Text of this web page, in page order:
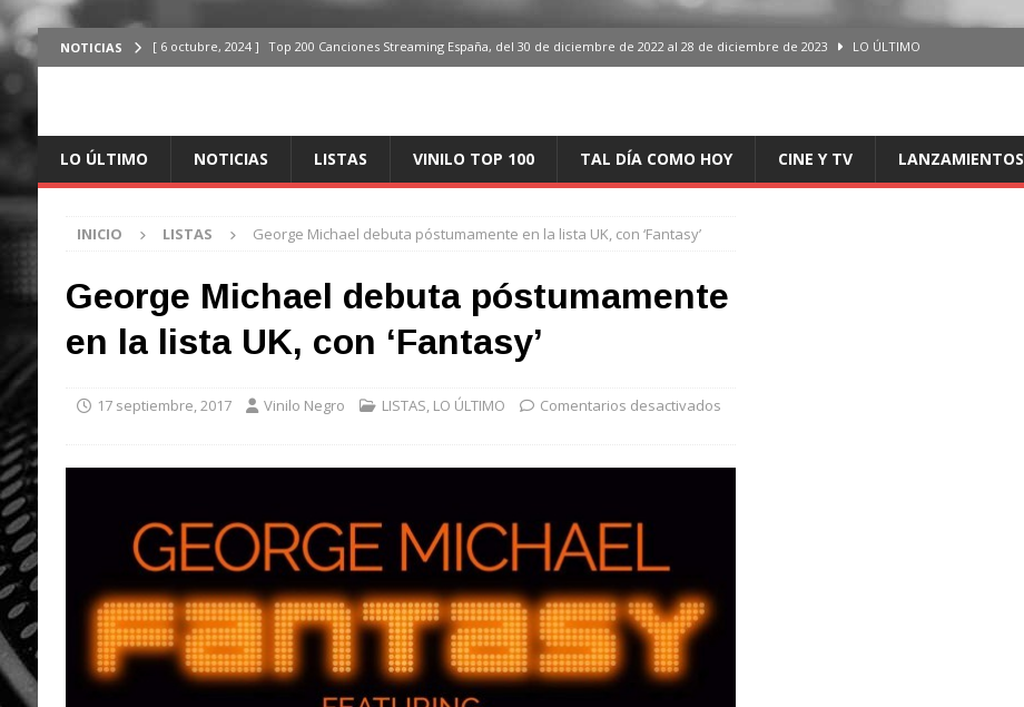
NOTICIAS [ 6 octubre, 2024 ] Top 200 Canciones Streaming España, del 30 de diciembre de 2022 al 28 de diciembre de 2023 LO ÚLTIMO
ÚLTIMO
ÚLTIMO
LO ÚLTIMO NOTICIAS LISTAS VINILO TOP 100 TAL DÍA COMO HOY CINE Y TV LANZAMIENTOS
INICIO LISTAS George Michael debuta póstumamente en la lista UK, con ‘Fantasy’
George Michael debuta póstumamente
en la lista UK, con ‘Fantasy’
17 septiembre, 2017 Vinilo Negro LISTAS, LO ÚLTIMO Comentarios desactivados